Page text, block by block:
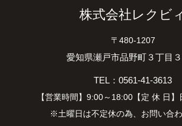
株式会社レクビ
〒480-1207
愛知県瀬戸市品野町３丁目
TEL：0561-41-3613
【営業時間】9:00～18:00【定 休 日】
※土曜日は不定休の為、お問い合